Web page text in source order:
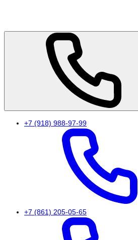
+7 (918) 988-97-99
+7 (861) 205-05-65